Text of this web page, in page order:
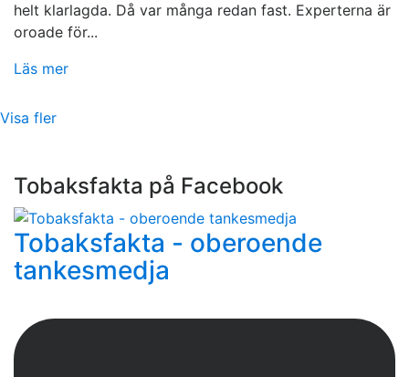
helt klarlagda. Då var många redan fast. Experterna är
oroade för...
Läs mer
Visa fler
Tobaksfakta på Facebook
Tobaksfakta - oberoende
tankesmedja